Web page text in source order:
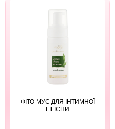
ФІТО-МУС ДЛЯ ІНТИМНОЇ
ГІГІЄНИ